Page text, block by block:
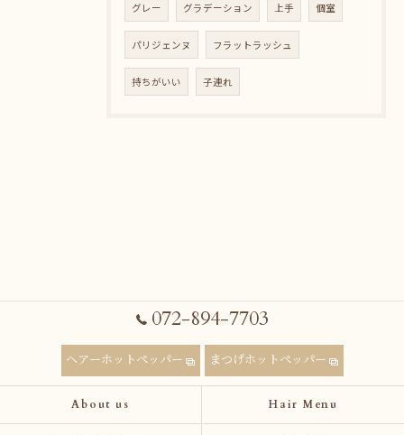
グレー グラデーション 上手 個室
パリジェンヌ フラットラッシュ
持ちがいい 子連れ
072-894-7703
ヘアーホットペッパー まつげホットペッパー
About us Hair Menu